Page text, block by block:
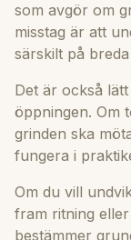
som avgör om
misstag är att
särskilt på
Det är också
öppningen. Om
grinden ska
fungera i
Om du vill
fram ritning
bestämmer